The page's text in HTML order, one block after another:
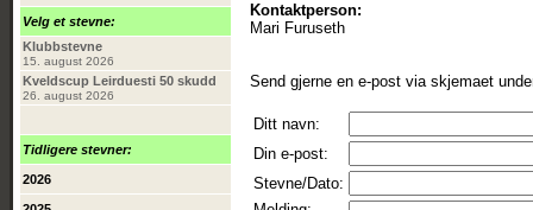
Velg et stevne:
Klubbstevne
15. august 2026
Kveldscup Leirduesti 50 skudd
26. august 2026
Tidligere stevner:
2026
Kontaktperson:
Mari Furuseth
Send gjerne en e-post via skjemaet
Ditt navn:
Din e-post:
Stevne/Dato: